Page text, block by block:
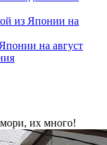
из Японии на
на август
их много!